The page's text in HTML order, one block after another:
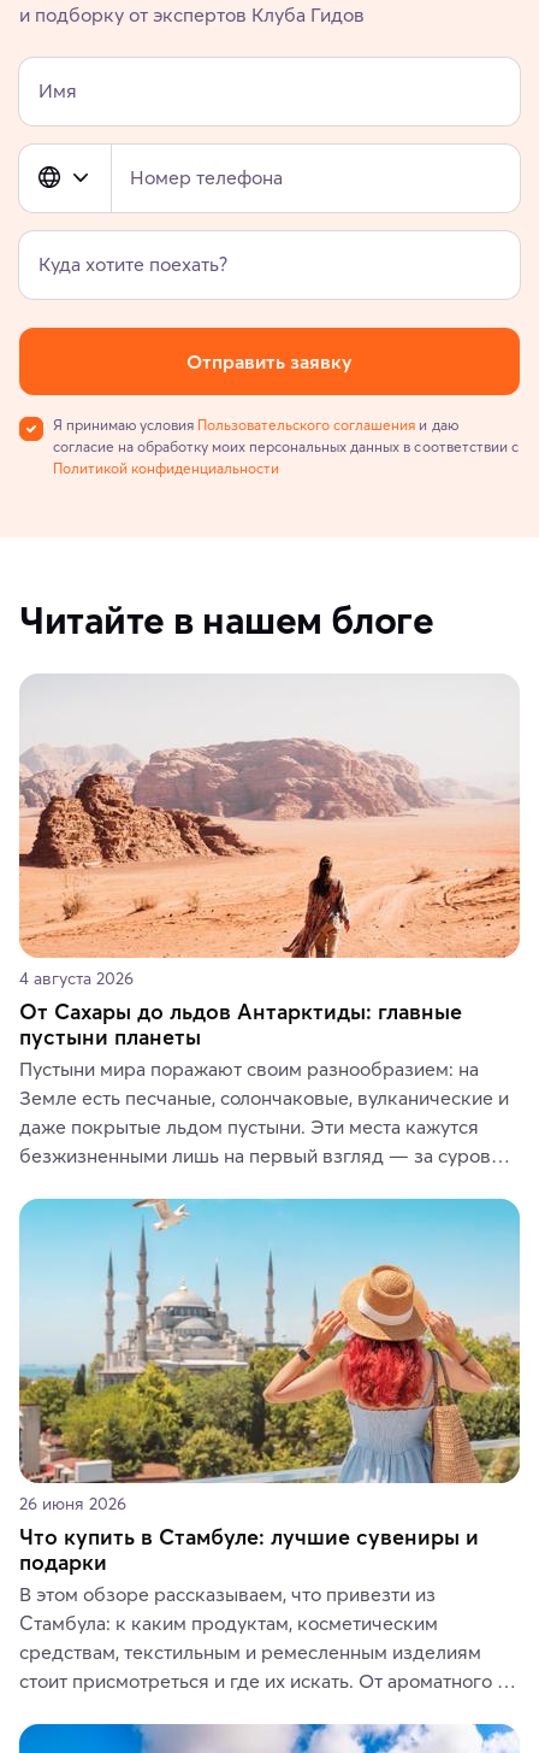
и подборку от экспертов Клуба Гидов
Имя
Номер телефона
Куда хотите поехать?
Отправить заявку
Я принимаю условия Пользовательского соглашения и даю
согласие на обработку моих персональных данных в соответствии с
Политикой конфиденциальности
Читайте в нашем блоге
4 августа 2026
От Сахары до льдов Антарктиды: главные
пустыни планеты
Пустыни мира поражают своим разнообразием: на
Земле есть песчаные, солончаковые, вулканические и
даже покрытые льдом пустыни. Эти места кажутся
безжизненными лишь на первый взгляд — за суровой
животные и маршруты, которые дарят одни из самых
ярких впечатлений от путешествий.
26 июня 2026
Что купить в Стамбуле: лучшие сувениры и
подарки
В этом обзоре рассказываем, что привезти из
Стамбула: к каким продуктам, косметическим
средствам, текстильным и ремесленным изделиям
стоит присмотреться и где их искать. От ароматного
керамики и изделий из кожи на турецких рынках и в